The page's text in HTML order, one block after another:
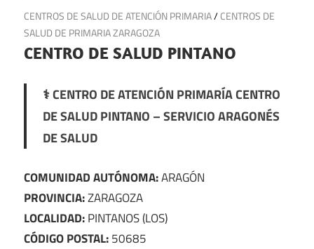
11 de febrero de 2025
CENTROS DE SALUD DE ATENCIÓN PRIMARIA/CENTROS DE
SALUD DE PRIMARIA ZARAGOZA
CENTRO DE SALUD PINTANO
⚕️ CENTRO DE ATENCIÓN PRIMARÍA CENTRO
DE SALUD PINTANO – SERVICIO ARAGONÉS
DE SALUD
COMUNIDAD AUTÓNOMA:ARAGÓN
PROVINCIA:ZARAGOZA
LOCALIDAD:PINTANOS (LOS)
CÓDIGO POSTAL:50685